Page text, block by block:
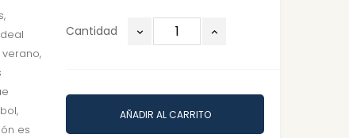
Cantidad
AÑADIR AL CARRITO
es